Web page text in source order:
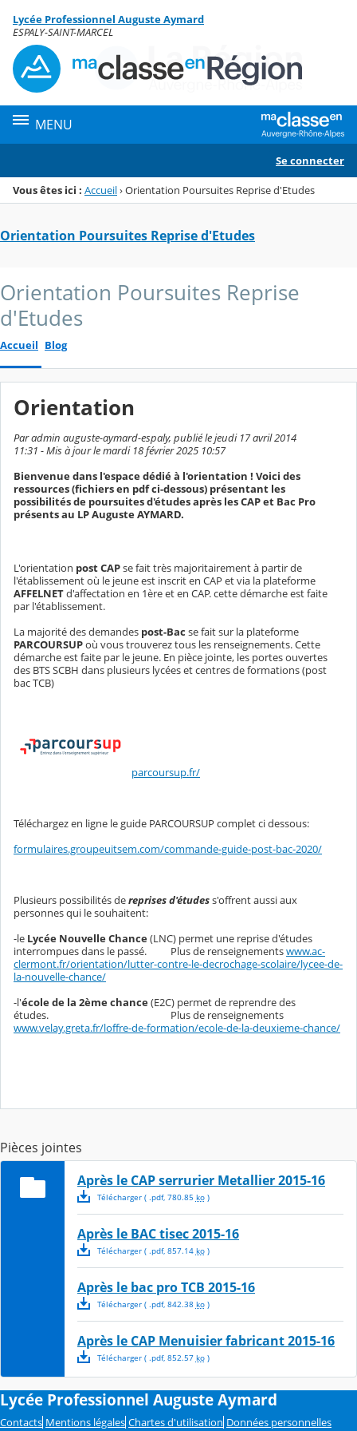
Menu de la rubrique
Contenu
Lycée Professionnel Auguste Aymard
ESPALY-SAINT-MARCEL
MENU
Se connecter
Vous êtes ici : Accueil›Orientation Poursuites Reprise d'Etudes
Orientation Poursuites Reprise d'Etudes
Orientation Poursuites Reprise
d'Etudes
Accueil Blog
Orientation
Par admin auguste-aymard-espaly, publié le jeudi 17 avril 2014
11:31 - Mis à jour le mardi 18 février 2025 10:57
Bienvenue dans l'espace dédié à l'orientation ! Voici des
ressources (fichiers en pdf ci-dessous) présentant les
possibilités de poursuites d'études après les CAP et Bac Pro
présents au LP Auguste AYMARD.
L'orientation post CAPse fait très majoritairement à partir de
l'établissement où le jeune est inscrit en CAP et via la plateforme
AFFELNETd'affectation en 1ère et en CAP. cette démarche est faite
par l'établissement.
La majorité des demandes post-Bac se fait sur la plateforme
PARCOURSUPoù vous trouverez tous les renseignements. Cette
démarche est faite par le jeune. En pièce jointe, les portes ouvertes
des BTS SCBH dans plusieurs lycées et centres de formations (post
bac TCB)
parcoursup.fr/
Téléchargez en ligne le guide PARCOURSUP complet ci dessous:
formulaires.groupeuitsem.com/commande-guide-post-bac-2020/
Plusieurs possibilités dereprises d'étudess'offrent aussi aux
personnes qui le souhaitent:
-le Lycée Nouvelle Chance(LNC) permet une reprise d'études
interrompues dans le passé. Plus de renseignementswww.ac-
clermont.fr/orientation/lutter-contre-le-decrochage-scolaire/lycee-de-
la-nouvelle-chance/
-l'école de la 2ème chance(E2C) permet de reprendre des
études. Plus de renseignements
www.velay.greta.fr/loffre-de-formation/ecole-de-la-deuxieme-chance/
Pièces jointes
Après le CAP serrurier Metallier 2015-16
Télécharger( .pdf, 780.85 ko)
Après le BAC tisec 2015-16
Télécharger( .pdf, 857.14 ko)
Après le bac pro TCB 2015-16
Télécharger( .pdf, 842.38 ko)
Après le CAP Menuisier fabricant 2015-16
Télécharger( .pdf, 852.57 ko)
Lycée Professionnel Auguste Aymard
Contacts Mentions légales Chartes d'utilisation Données personnelles